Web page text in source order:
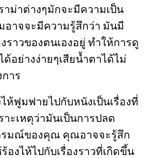
าม่าต่างๆมักจะมีความเป็น
อาจจะมีความรู้สึกว่า มันมี
ราวของตนเองอยู่ ทำให้การดู
อย่างง่ายๆเสียน้ำตาได้ไม่
าร
ไห้ฟูมฟายไปกับหนังเป็นเรื่องที่
ะเหตุว่ามันเป็นการปลด
รมณ์ของคุณ คุณอาจจะรู้สึก
งไห้ไปกับเรื่องราวที่เกิดขึ้น